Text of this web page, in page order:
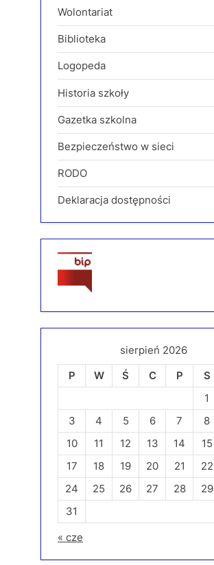
Wolontariat
Biblioteka
Logopeda
Historia szkoły
Gazetka szkolna
Bezpieczeństwo w sieci
RODO
Deklaracja dostępności
sierpień 2026
P
W Ś C P S
1
3
4 5 6 7 8
10
11 12 13 14 15
17
18 19 20 21 22
24
25 26 27 28 29
31
« cze